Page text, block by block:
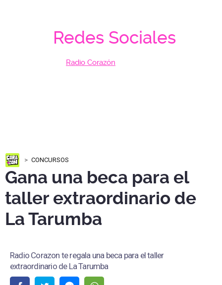
Redes Sociales
Radio Corazón
CONCURSOS
Gana una beca para el
taller extraordinario de
La Tarumba
Radio Corazon te regala una beca para el taller
extraordinario de La Tarumba